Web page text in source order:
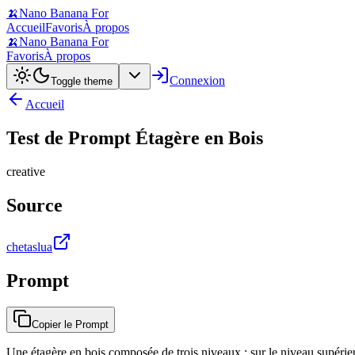
🍌Nano Banana For
AccueilFavorisÀ propos
🍌Nano Banana For
FavorisÀ propos
Toggle theme
Connexion
Accueil
Test de Prompt Étagère en Bois
creative
Source
chetaslua
Prompt
Copier le Prompt